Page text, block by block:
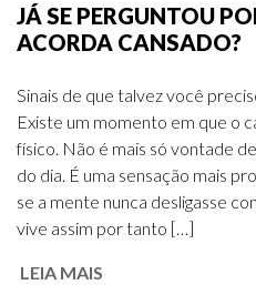
JÁ SE PERGUNTOU
ACORDA CANSADO?
Sinais de que talvez você
Existe um momento em que o
físico. Não é mais só vontade
do dia. É uma sensação mais
se a mente nunca desligasse
vive assim por tanto […]
LEIA MAIS